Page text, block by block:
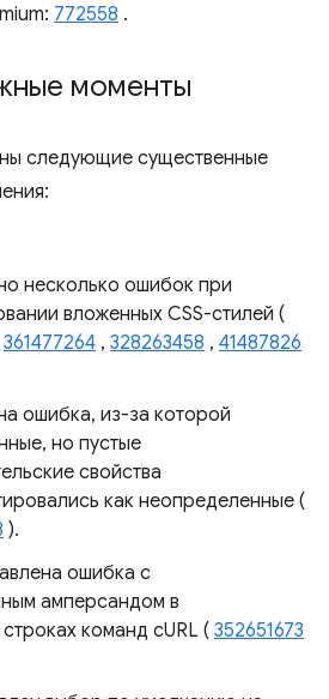
772558 .
моменты
следующие существенные
несколько ошибок при
вложенных CSS-стилей (
361477264 , 328263458 , 41487826
​​ошибка, из-за которой
но пустые
свойства
как неопределенные (
).
​​ошибка с
амперсандом в
команд cURL ( 352651673